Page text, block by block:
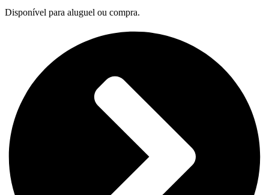
Disponível para aluguel ou compra.